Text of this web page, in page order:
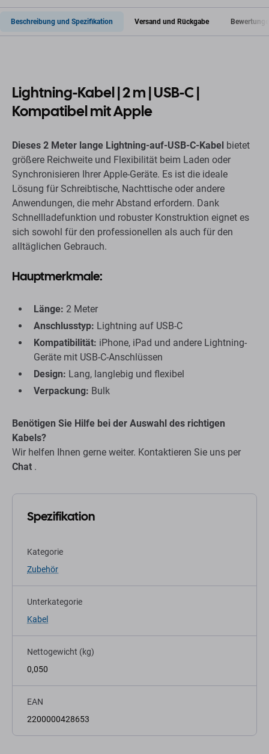
Beschreibung und Spezifikation Versand und Rückgabe
Lightning-Kabel | 2 m | USB-C |
Kompatibel mit Apple
Dieses 2 Meter lange Lightning-auf-USB-C-Kabel bietet
größere Reichweite und Flexibilität beim Laden oder
Synchronisieren Ihrer Apple-Geräte. Es ist die ideale
Lösung für Schreibtische, Nachttische oder andere
Anwendungen, die mehr Abstand erfordern. Dank
Schnellladefunktion und robuster Konstruktion eignet es
sich sowohl für den professionellen als auch für den
alltäglichen Gebrauch.
Hauptmerkmale:
Länge: 2 Meter
Anschlusstyp: Lightning auf USB-C
Kompatibilität: iPhone, iPad und andere Lightning-
Geräte mit USB-C-Anschlüssen
Design: Lang, langlebig und flexibel
Verpackung: Bulk
Benötigen Sie Hilfe bei der Auswahl des richtigen
Kabels?
Wir helfen Ihnen gerne weiter. Kontaktieren Sie uns per
Chat .
Spezifikation
Kategorie
Zubehör
Unterkategorie
Kabel
Nettogewicht (kg)
0,050
EAN
2200000428653